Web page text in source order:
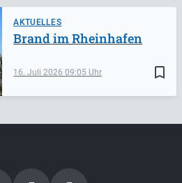
AKTUELLES
bookmark_border
16. Juli 202609:05
Brand im Rheinhafen